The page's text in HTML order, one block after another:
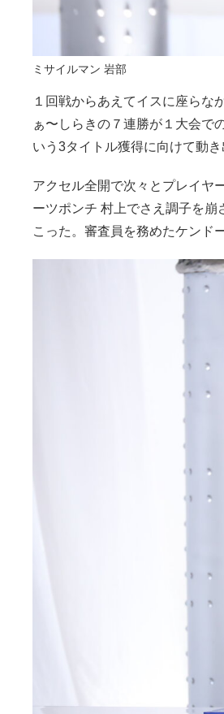
ミサイルマン 岩部
１回戦からあえてイスに座らな
ぁ〜しらきの７連勝が１大会で
いう3タイトル獲得に向けて動き
アクセル全開で次々とプレイヤ
ーツポンチ 村上でさえ調子を崩
こった。審査員を務めたケンド